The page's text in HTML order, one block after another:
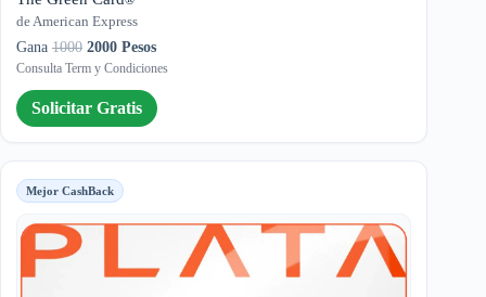
de American Express
Gana 1000 2000 Pesos
Consulta Term y Condiciones
Solicitar Gratis
Mejor CashBack